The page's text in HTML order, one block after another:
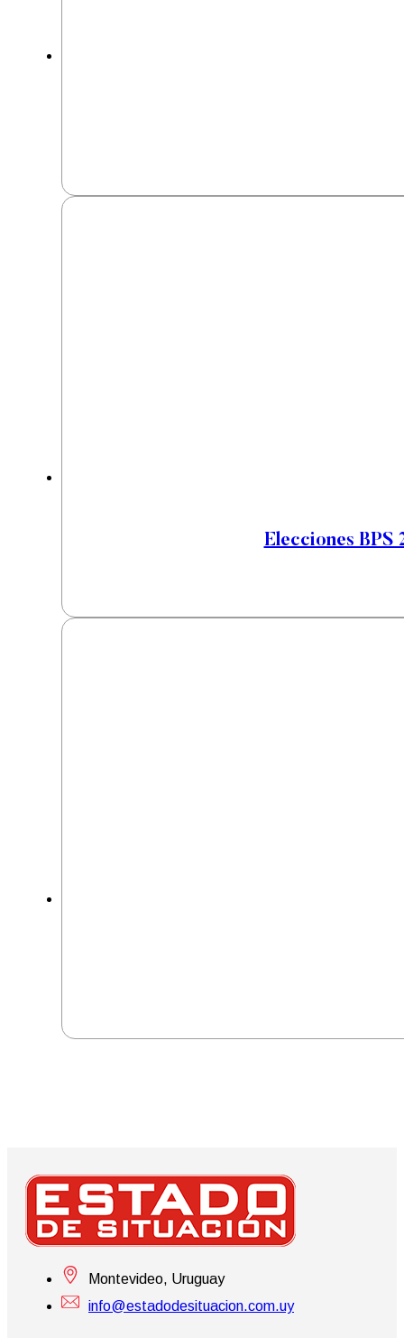
Elecciones BPS
Montevideo, Uruguay
info@estadodesituacion.com.uy